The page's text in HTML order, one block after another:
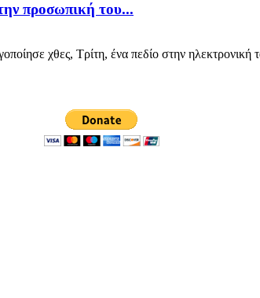
προσωπική του...
χθες, Τρίτη, ένα πεδίο στην ηλεκτρονική